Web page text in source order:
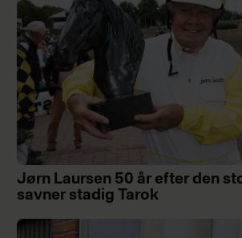
Jørn Laursen 50 år efter den
savner stadig Tarok